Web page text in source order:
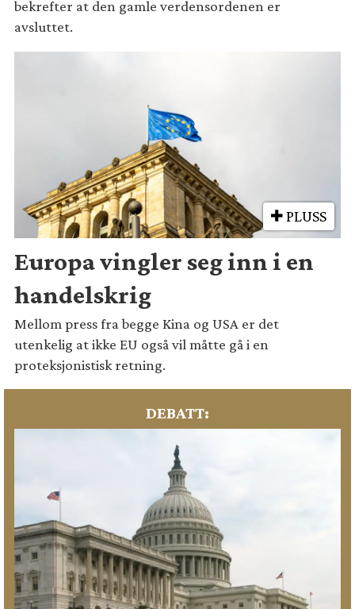
bekrefter at den gamle verdensordenen er
avsluttet.
PLUSS
Europa vingler seg inn i en
handelskrig
Mellom press fra begge Kina og USA er det
utenkelig at ikke EU også vil måtte gå i en
proteksjonistisk retning.
DEBATT: